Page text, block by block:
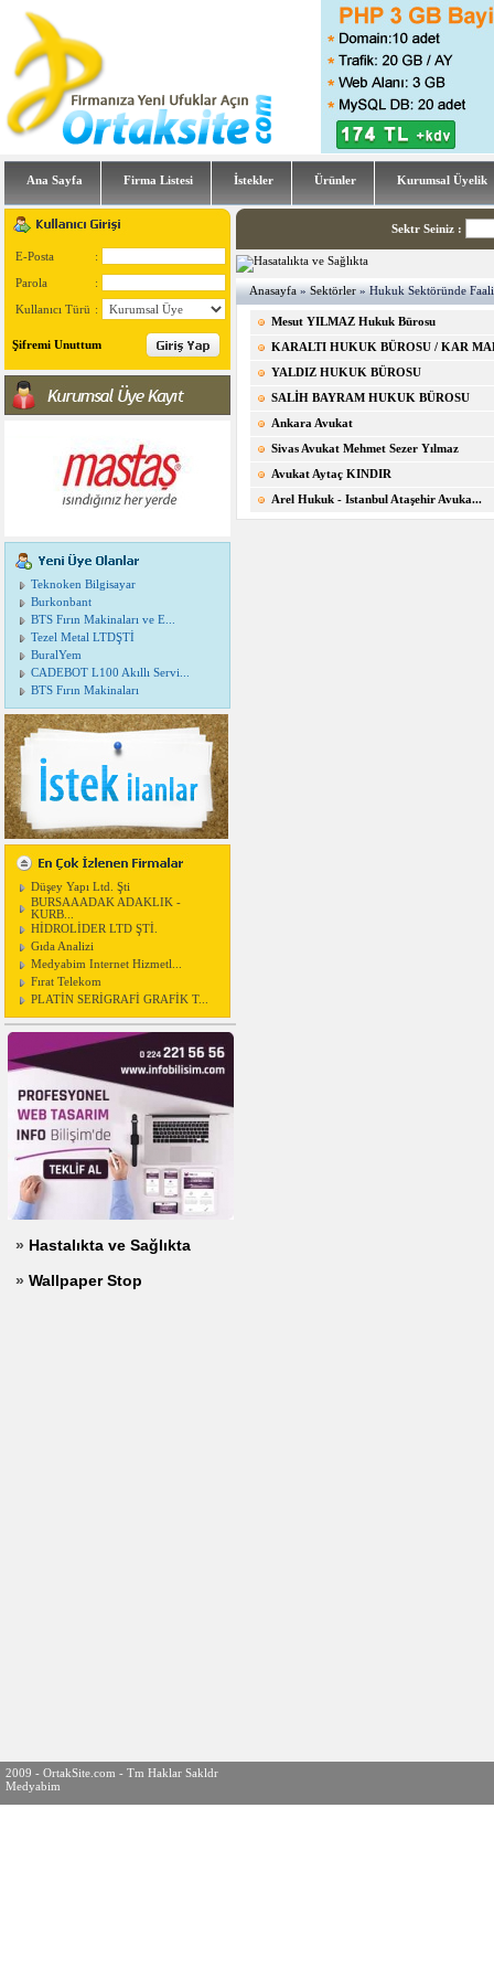
Ana Sayfa Firma Listesi İstekler Ürünler Kurumsal Üyelik
E-Posta :
Parola :
Kullanıcı Türü :
Şifremi Unuttum
Teknoken Bilgisayar
Burkonbant
BTS Fırın Makinaları ve E...
Tezel Metal LTDŞTİ
BuralYem
CADEBOT L100 Akıllı Servi...
BTS Fırın Makinaları
Düşey Yapı Ltd. Şti
BURSAAADAK ADAKLIK -
KURB...
HİDROLİDER LTD ŞTİ.
Gıda Analizi
Medyabim Internet Hizmetl...
Fırat Telekom
PLATİN SERİGRAFİ GRAFİK T...
» Hastalıkta ve Sağlıkta
» Wallpaper Stop
Sektr Seiniz :
Anasayfa»Sektörler» Hukuk Sektöründe
Mesut YILMAZ Hukuk Bürosu
KARALTI HUKUK BÜROSU / KAR
YALDIZ HUKUK BÜROSU
SALİH BAYRAM HUKUK BÜROSU
Ankara Avukat
Sivas Avukat Mehmet Sezer Yılmaz
Avukat Aytaç KINDIR
Arel Hukuk - Istanbul Ataşehir Avuka...
2009 - OrtakSite.com - Tm Haklar Sakldr
Medyabim